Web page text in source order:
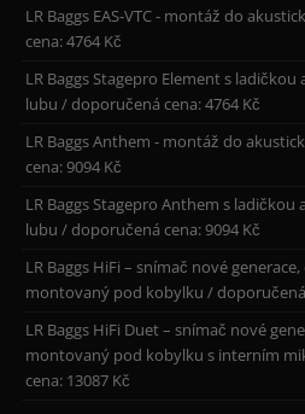
LR Baggs EAS-VTC - montáž do
cena: 4764 Kč
LR Baggs Stagepro Element s
lubu / doporučená cena: 4764 Kč
LR Baggs Anthem - montáž do
cena: 9094 Kč
LR Baggs Stagepro Anthem s
lubu / doporučená cena: 9094 Kč
LR Baggs HiFi – snímač nové
montovaný pod kobylku / doporučená
LR Baggs HiFi Duet – snímač nové
montovaný pod kobylku s interním
cena: 13087 Kč